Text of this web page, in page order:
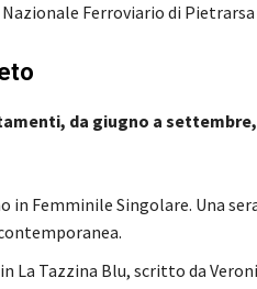
Ferroviario di Pietrarsa
da giugno a settembre,
in Femminile Singolare. Una
La Tazzina Blu, scritto da